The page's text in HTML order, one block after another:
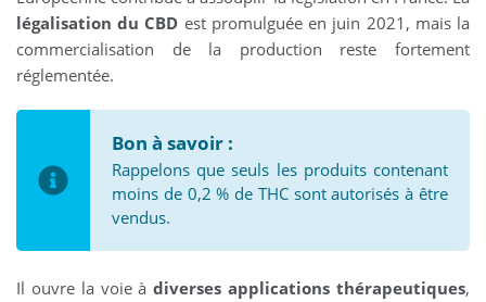
légalisation du CBD est promulguée en juin 2021, mais la
commercialisation de la production reste fortement
réglementée.
Bon à savoir :
Rappelons que seuls les produits contenant
moins de 0,2 % de THC sont autorisés à être
vendus.
Il ouvre la voie àdiverses applications thérapeutiques,